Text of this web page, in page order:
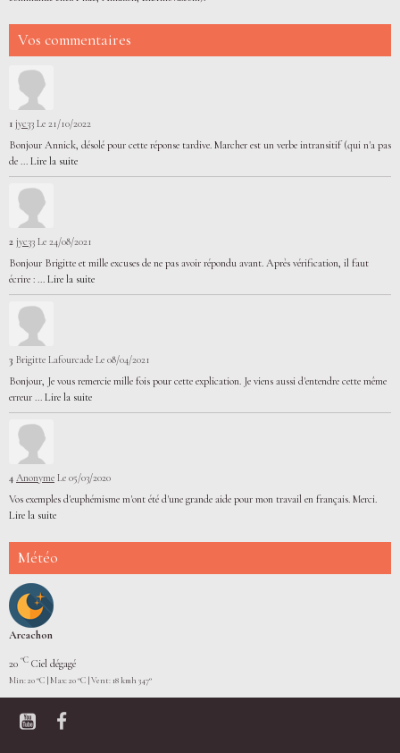
Vos commentaires
1 jyc33 Le 21/10/2022
Bonjour Annick, désolé pour cette réponse tardive. Marcher est un verbe intransitif (qui n'a pas
de ... Lire la suite
2 jyc33 Le 24/08/2021
Bonjour Brigitte et mille excuses de ne pas avoir répondu avant. Après vérification, il faut
écrire : ... Lire la suite
3 Brigitte Lafourcade Le 08/04/2021
Bonjour, Je vous remercie mille fois pour cette explication. Je viens aussi d'entendre cette même
erreur ... Lire la suite
4 Anonyme Le 05/03/2020
Vos exemples d'euphémisme m'ont été d'une grande aide pour mon travail en français. Merci.
Lire la suite
Météo
Arcachon
20 °C Ciel dégagé
Min: 20 °C | Max: 20 °C | Vent: 18 kmh 347°